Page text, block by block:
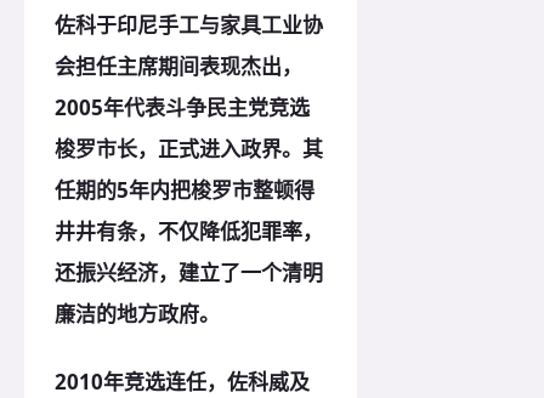
佐科于印尼手工与家具工业协
会担任主席期间表现杰出，
2005年代表斗争民主党竞选
梭罗市长，正式进入政界。其
任期的5年内把梭罗市整顿得
井井有条，不仅降低犯罪率，
还振兴经济，建立了一个清明
廉洁的地方政府。
2010年竞选连任，佐科威及